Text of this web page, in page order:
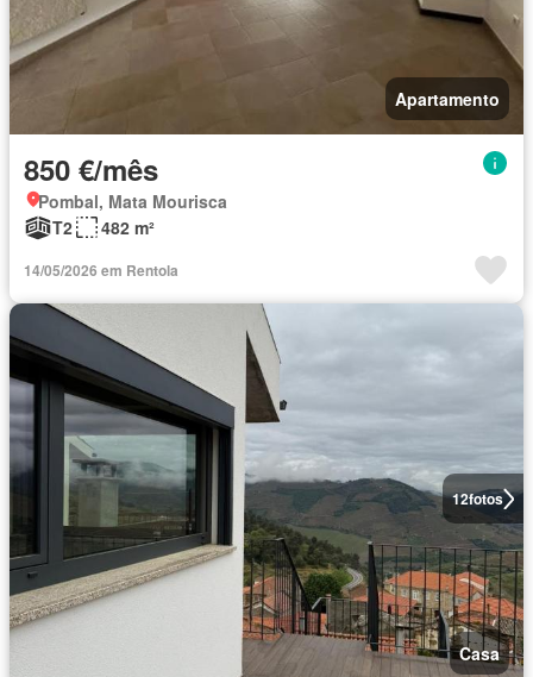
Apartamento
850 €/mês
Pombal, Mata Mourisca
T2
482 m²
14/05/2026 em Rentola
12fotos
Casa